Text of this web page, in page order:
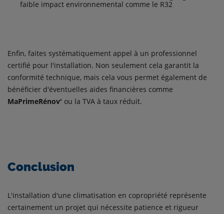
faible impact environnemental comme le R32
Enfin, faites systématiquement appel à un professionnel
certifié pour l'installation. Non seulement cela garantit la
conformité technique, mais cela vous permet également de
bénéficier d'éventuelles aides financières comme
MaPrimeRénov' ou la TVA à taux réduit.
Conclusion
L'installation d'une climatisation en copropriété représente
certainement un projet qui nécessite patience et rigueur